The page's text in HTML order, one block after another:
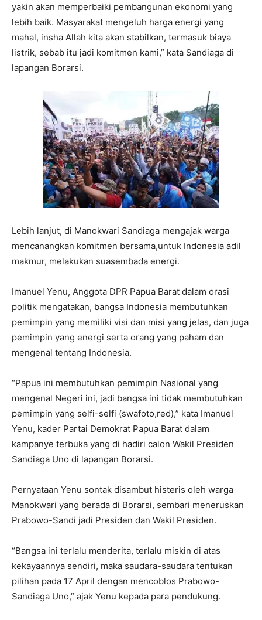
yakin akan memperbaiki pembangunan ekonomi yang
lebih baik. Masyarakat mengeluh harga energi yang
mahal, insha Allah kita akan stabilkan, termasuk biaya
listrik, sebab itu jadi komitmen kami,” kata Sandiaga di
lapangan Borarsi.
Lebih lanjut, di Manokwari Sandiaga mengajak warga
mencanangkan komitmen bersama,untuk Indonesia adil
makmur, melakukan suasembada energi.
Imanuel Yenu, Anggota DPR Papua Barat dalam orasi
politik mengatakan, bangsa Indonesia membutuhkan
pemimpin yang memiliki visi dan misi yang jelas, dan juga
pemimpin yang energi serta orang yang paham dan
mengenal tentang Indonesia.
“Papua ini membutuhkan pemimpin Nasional yang
mengenal Negeri ini, jadi bangsa ini tidak membutuhkan
pemimpin yang selfi-selfi (swafoto,red),” kata Imanuel
Yenu, kader Partai Demokrat Papua Barat dalam
kampanye terbuka yang di hadiri calon Wakil Presiden
Sandiaga Uno di lapangan Borarsi.
Pernyataan Yenu sontak disambut histeris oleh warga
Manokwari yang berada di Borarsi, sembari meneruskan
Prabowo-Sandi jadi Presiden dan Wakil Presiden.
“Bangsa ini terlalu menderita, terlalu miskin di atas
kekayaannya sendiri, maka saudara-saudara tentukan
pilihan pada 17 April dengan mencoblos Prabowo-
Sandiaga Uno,” ajak Yenu kepada para pendukung.